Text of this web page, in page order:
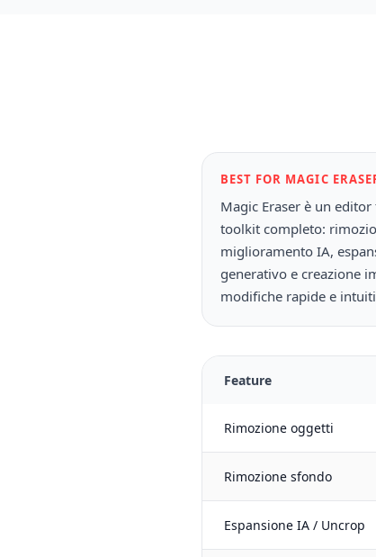
BEST FOR MAGIC
Magic Eraser è un
toolkit completo:
miglioramento IA,
generativo e creazione
modifiche rapide e
Feature
Rimozione oggetti
Rimozione sfondo
Espansione IA / Uncrop